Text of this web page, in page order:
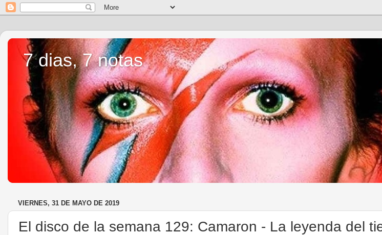
7 dias, 7 notas
VIERNES, 31 DE MAYO DE 2019
El disco de la semana 129: Camaron - La leyenda del